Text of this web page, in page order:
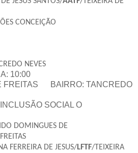
CONCEIÇÃO
NEVES
10:00
FREITAS
BAIRRO: TANCREDO
SOCIAL O
DOMINGUES DE
FERREIRA DE JESUS/LFTF/TEIXEIRA